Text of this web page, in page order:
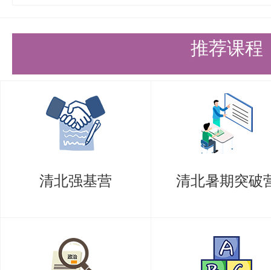
以上是关于【26考研|北大政府管
的同学们节约时间，提高上岸的
需要说的是，考清北竞争大，压
持。盛世清北-清北考研集训营，
造，有清北先行营、清北强基营
可选择，清北学长领学，班主任
推荐课程
清北强基营 清北暑期突破